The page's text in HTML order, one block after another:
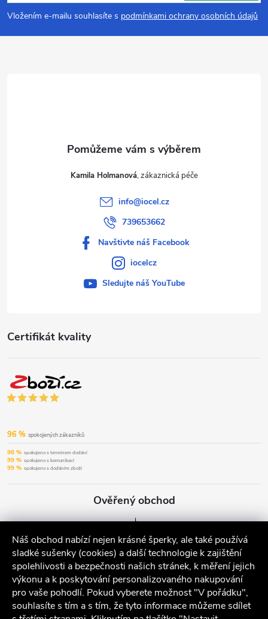
Náš obchod nabízí nejen krásné šperky, ale také používá
sladké sušenky (cookies) a další technologie k zajištění
spolehlivosti a bezpečnosti našich stránek, k měření jejich
výkonu a k poskytování personalizovaného nakupování
pro vaše pohodlí. Pokud vyberete možnost "V pořádku",
souhlasíte s tím a s tím, že tyto informace můžeme sdílet
p
a
Vložením e-mailu souhlasíte s podmínkami ochrany osobních údajů
Certifikát kvality
96 % spokojených zákazníků
98 % spokojeno s termínem dodání
99 % spokojeno s komunikací
99 % spokojeno s dodáním zboží
Ověřený obchod
Kamila Holmanová
info@iocel.cz
739653662
Navštivte náš Facebook
iocelcz
Sledujte náš YouTube